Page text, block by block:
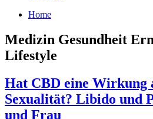
Home
Medizin Gesundheit
Lifestyle
Hat CBD eine Wirkung
Sexualität? Libido und
und Frau